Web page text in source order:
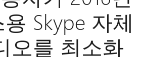
인
Skype 자체
오를 최소화